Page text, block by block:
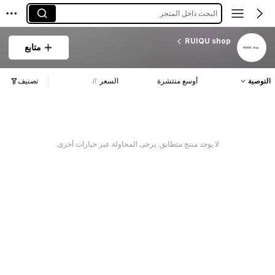
البحث داخل المتجر
RUIQU shop
متابع
التوصية أوسع منتشرة السعر تصنيف
لا يوجد منتج متطابق. يرجى المحاولة عبر خيارات أخرى.